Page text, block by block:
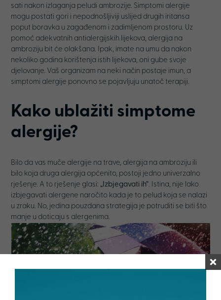
sati nakon izlaganja peludi ambrozije. Simptomi alergije
mogu postati gori i nepodnošljiviji uslijed drugih iritansa
poput boravka u zagađenom i zadimljenom prostoru. Uz
pomoć adekvatnih antialergijskih lijekova, alergija na
ambroziju bit će olakšana. Ipak, imate na umu da nakon
nekoliko godina korištenja istih lijekova, oni gube svoje
djelovanje. Vaš organizam na neki način postaje imun, a
simptomi alergije ponovno se pojavljuju unatoč terapiji.
Kako ublažiti simptome
alergije?
Bilo da vas muče alergije na trave, alergija na ambroziju ili
bilo koja druga alergija općenito, postoji jedno univerzalno
rješenje. A to rješenje glasi: „Izbjegavati ih“. Istina, nije lako
izbjegavati alergene naročito kada je to pelud koja se nalazi
u zraku. No, jedina pouzdana strategija je potruditi se biti što
manje u doticaju s alergenima.